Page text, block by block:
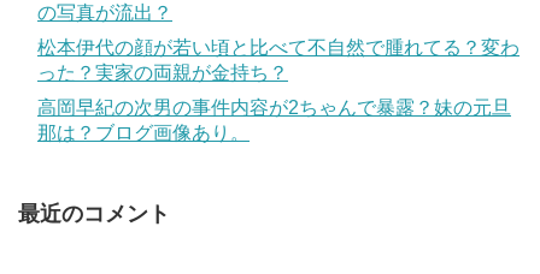
の写真が流出？
松本伊代の顔が若い頃と比べて不自然で腫れてる？変わ
った？実家の両親が金持ち？
高岡早紀の次男の事件内容が2ちゃんで暴露？妹の元旦
那は？ブログ画像あり。
最近のコメント